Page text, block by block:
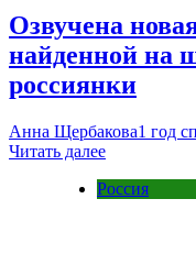
Озвучена
найденной на
россиянки
Анна Щербакова1 год
Читать далее
Россия